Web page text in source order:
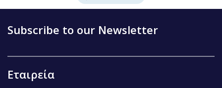
Subscribe to our Newsletter
Εταιρεία